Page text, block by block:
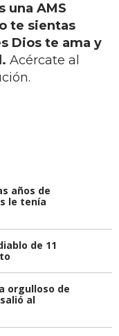
una AMS
te sientas
Dios te ama y
Acércate al
años de
le tenía
de 11
orgulloso de
al